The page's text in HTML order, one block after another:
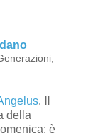
,
.
della
è